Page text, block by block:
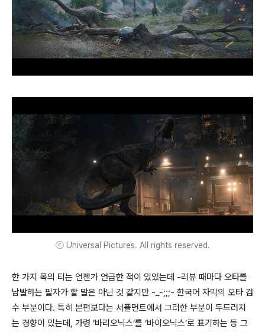
ⓒ Universal Pictures. All rights reserved.
한 가지 옥의 티는 언젠가 언급한 적이 있었는데 -리뷰 때마다 오타를
남발하는 필자가 할 말은 아닌 것 같지만 -_-;;;- 한국어 자막의 오타 검
수 부분이다. 특히 본편보다는 서플먼트에서 그러한 부분이 두드러지
는 경향이 있는데, 가령 ‘바리오닉스’를 ‘바이오닉스’로 표기하는 등 그